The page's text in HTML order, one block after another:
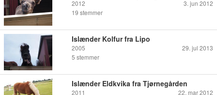
2012
3. jun 2012
19 stemmer
Islænder Kolfur fra Lipo
2005
29. jul 2013
5 stemmer
Islænder Eldkvika fra Tjørnegården
2011
22. mar 2012